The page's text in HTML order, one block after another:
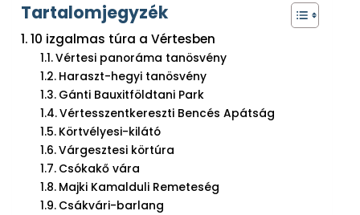
Tartalomjegyzék
10 izgalmas túra a Vértesben
Vértesi panoráma tanösvény
Haraszt-hegyi tanösvény
Gánti Bauxitföldtani Park
Vértesszentkereszti Bencés Apátság
Körtvélyesi-kilátó
Várgesztesi körtúra
Csókakő vára
Majki Kamalduli Remeteség
Csákvári-barlang